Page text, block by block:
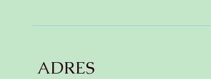
vegan) 🍠
ADRES